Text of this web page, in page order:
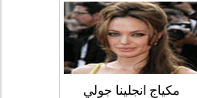
مكياج انجلينا جولي